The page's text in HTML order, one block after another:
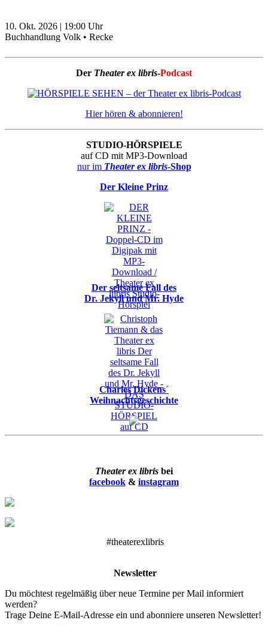
10. Okt. 2026 | 19:00 Uhr
Buchhandlung Volk • Recke
Der Theater ex libris-Podcast
Hier hören & abonnieren!
STUDIO-HÖRSPIELE
auf CD mit MP3-Download
nur imTheater ex libris-Shop
Der Kleine Prinz
Der seltsame Fall des
Dr. Jekyll und Mr. Hyde
Charles Dickens´
Weihnachtsgeschichte
Theater ex libris bei
facebook & instagram
#theaterexlibris
Newsletter
Du möchtest regelmäßig über neue Termine per Mail informiert
werden?
Trage Deine E-Mail-Adresse ein und abonniere unseren Newsletter!